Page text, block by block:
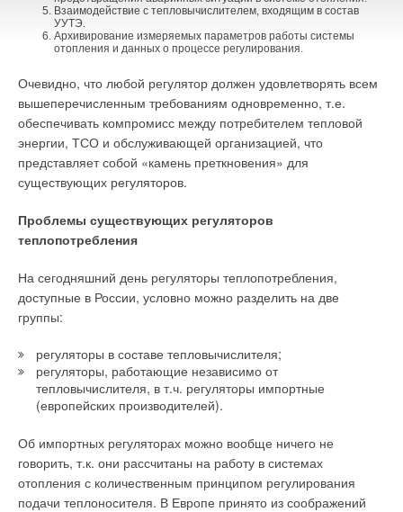
Взаимодействие с тепловычислителем, входящим в состав
УУТЭ.
Архивирование измеряемых параметров работы системы
отопления и данных о процессе регулирования.
Очевидно, что любой регулятор должен удовлетворять всем
вышеперечисленным требованиям одновременно, т.е.
обеспечивать компромисс между потребителем тепловой
энергии, ТСО и обслуживающей организацией, что
представляет собой «камень преткновения» для
существующих регуляторов.
Проблемы существующих регуляторов
теплопотребления
На сегодняшний день регуляторы теплопотребления,
доступные в России, условно можно разделить на две
группы:
регуляторы в составе тепловычислителя;
регуляторы, работающие независимо от
тепловычислителя, в т.ч. регуляторы импортные
(европейских производителей).
Об импортных регуляторах можно вообще ничего не
говорить, т.к. они рассчитаны на работу в системах
отопления с количественным принципом регулирования
подачи теплоносителя. В Европе принято из соображений